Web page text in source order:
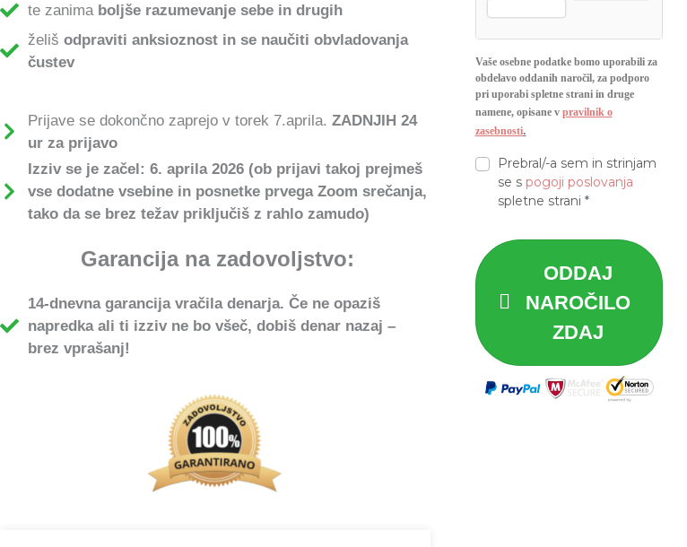
te zanima boljše razumevanje sebe in drugih
želišodpraviti anksioznost in se naučiti obvladovanja
čustev
Prijave se dokončno zaprejo v torek 7.aprila.ZADNJIH 24
ur za prijavo
Izziv se je začel: 6. aprila 2026 (ob prijavi takoj prejmeš
vse dodatne vsebine in posnetke prvega Zoom srečanja,
tako da se brez težav priključiš z rahlo zamudo)
Garancija na zadovoljstvo:
14-dnevna garancija vračila denarja.Če ne opaziš
napredka ali ti izziv ne bo všeč, dobiš denar nazaj –
brez vprašanj!
Vaše osebne podatke bomo uporabili za
obdelavo oddanih naročil, za podporo
pri uporabi spletne strani in druge
namene, opisane v pravilnik o
zasebnosti.
Prebral/-a sem in strinjam
se s pogoji poslovanja
spletne strani *
ODDAJ
NAROČILO
ZDAJ